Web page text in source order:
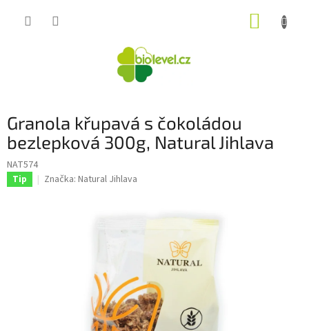
Granola křupavá s čokoládou
bezlepková 300g, Natural Jihlava
NAT574
Tip Značka: Natural Jihlava